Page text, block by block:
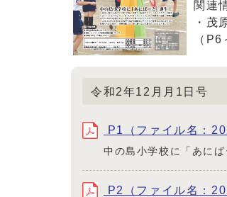
関連
・茂
（P6
令和2年12月月1日号
P1（ファイル名：
中の島小学校に「あにば
P2（ファイル名：